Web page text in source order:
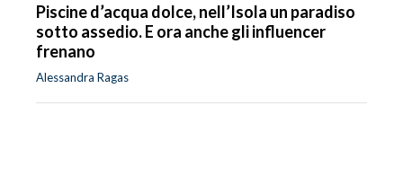
Piscine d’acqua dolce, nell’Isola un paradiso
sotto assedio. E ora anche gli influencer
frenano
Alessandra Ragas